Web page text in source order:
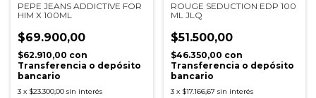
PEPE JEANS ADDICTIVE FOR
HIM X 100ML
$69.900,00
$62.910,00 con
Transferencia o depósito
bancario
3 x $23.300,00 sin interés
ROUGE SEDUCTION EDP 100
ML JLQ
$51.500,00
$46.350,00 con
Transferencia o depósito
bancario
3 x $17.166,67 sin interés